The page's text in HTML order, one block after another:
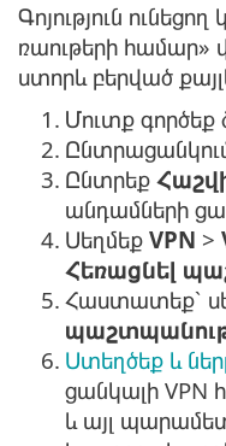
Գոյություն
ռաութերի համար»
ստորև բերված
1. Մուտք գործեք
2.
3. Ընտրեք
անդամների
4. Սեղմեք VPN >
Հեռացնել
5. Հաստատեք՝
6. Ստեղծեք և
ցանկալի
և այլ